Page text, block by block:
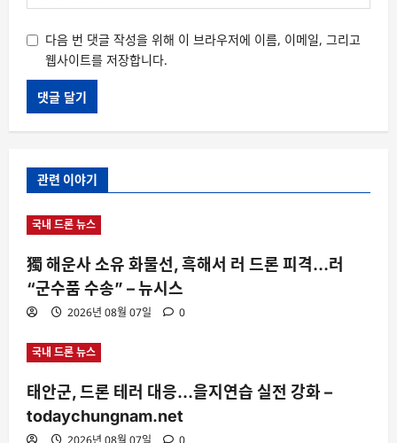
다음 번 댓글 작성을 위해 이 브라우저에 이름, 이메일, 그리고
웹사이트를 저장합니다.
관련 이야기
국내 드론 뉴스
獨 해운사 소유 화물선, 흑해서 러 드론 피격…러
“군수품 수송” – 뉴시스
2026년 08월 07일 0
국내 드론 뉴스
태안군, 드론 테러 대응…을지연습 실전 강화 –
todaychungnam.net
2026년 08월 07일 0